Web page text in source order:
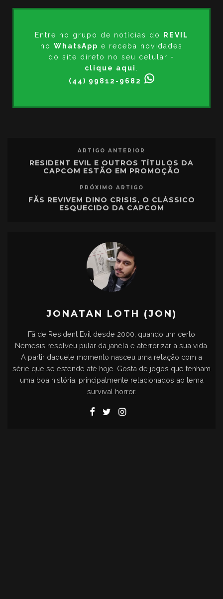
Entre no grupo de notícias do
REVIL
no WhatsApp e receba novidades
do site direto no seu celular -
clique aqui
(44) 99812-9682
ARTIGO ANTERIOR
RESIDENT EVIL E OUTROS TÍTULOS DA
CAPCOM ESTÃO EM PROMOÇÃO
PRÓXIMO ARTIGO
FÃS REVIVEM DINO CRISIS, O CLÁSSICO
ESQUECIDO DA CAPCOM
JONATAN LOTH (JON)
Fã de Resident Evil desde 2000, quando um certo
Nemesis resolveu pular da janela e aterrorizar a sua vida.
A partir daquele momento nasceu uma relação com a
série que se estende até hoje. Gosta de jogos que tenham
uma boa história, principalmente relacionados ao tema
survival horror.